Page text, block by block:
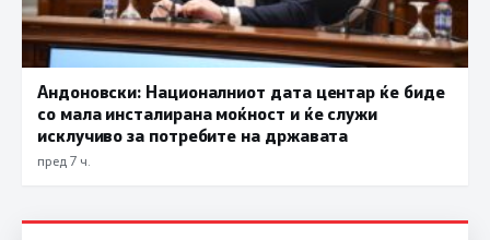
Андоновски: Националниот дата центар ќе биде
со мала инсталирана моќност и ќе служи
исклучиво за потребите на државата
пред 7 ч.